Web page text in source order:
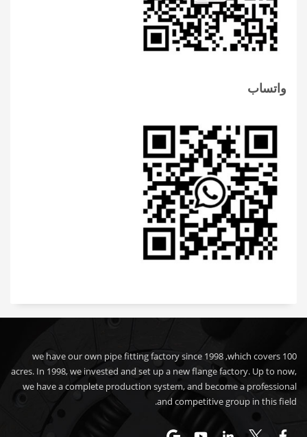
واتساب
we have our own pipe fitting factory since 1998 ,which covers 100
acres. In 1998, we invested and set up a new flange factory. Up to now,
we have a complete production system, and become a professional
and competitive group in this field.